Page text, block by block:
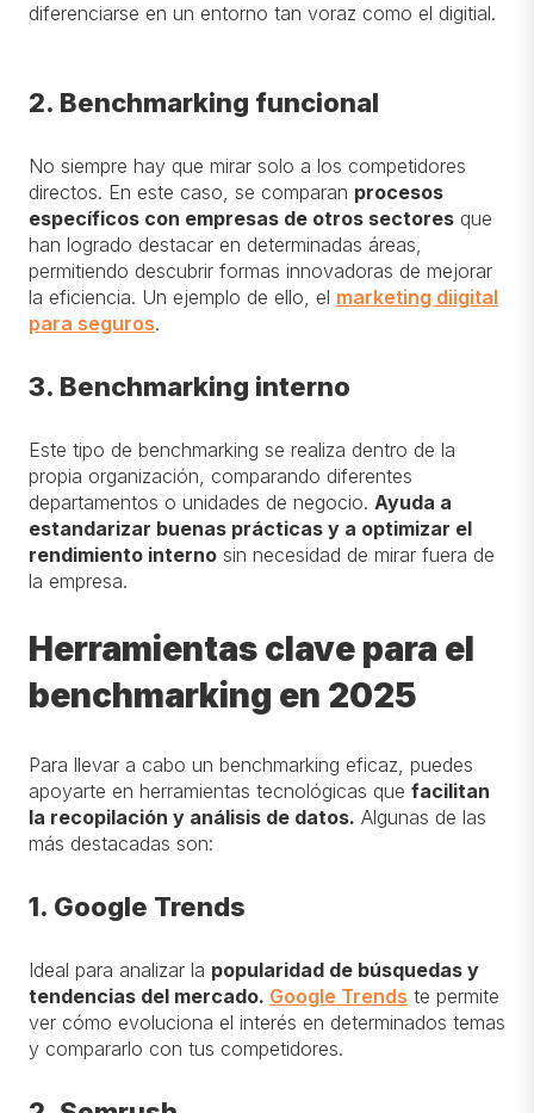
diferenciarse en un entorno tan voraz como el digitial.
2. Benchmarking funcional
No siempre hay que mirar solo a los competidores
directos. En este caso, se comparan procesos
específicos con empresas de otros sectores que
han logrado destacar en determinadas áreas,
permitiendo descubrir formas innovadoras de mejorar
la eficiencia. Un ejemplo de ello, el marketing diigital
para seguros.
3. Benchmarking interno
Este tipo de benchmarking se realiza dentro de la
propia organización, comparando diferentes
departamentos o unidades de negocio. Ayuda a
estandarizar buenas prácticas y a optimizar el
rendimiento interno sin necesidad de mirar fuera de
la empresa.
Herramientas clave para el
benchmarking en 2025
Para llevar a cabo un benchmarking eficaz, puedes
apoyarte en herramientas tecnológicas que facilitan
la recopilación y análisis de datos. Algunas de las
más destacadas son:
1. Google Trends
Ideal para analizar la popularidad de búsquedas y
tendencias del mercado. Google Trends te permite
ver cómo evoluciona el interés en determinados temas
y compararlo con tus competidores.